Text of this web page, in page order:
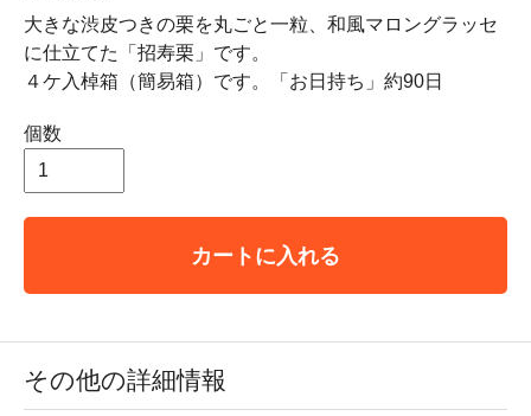
大きな渋皮つきの栗を丸ごと一粒、和風マロングラッセ
に仕立てた「招寿栗」です。
４ケ入棹箱（簡易箱）です。「お日持ち」約90日
個数
カートに入れる
その他の詳細情報